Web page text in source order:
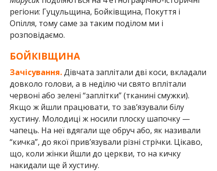
регіони: Гуцульщина, Бойківщина, Покуття і
Опілля, тому саме за таким поділом ми і
розповідаємо.
БОЙКІВЩИНА
Зачісування.Дівчата заплітали дві коси, вкладали
довколо голови, а в неділю чи свято вплітали
червоні або зелені “заплітки” (тканині смужки).
Якщо ж йшли працювати, то зав’язували білу
хустину. Молодиці ж носили плоску шапочку —
чапець. На неї вдягали ще обруч або, як називали
“кичка”, до якої прив’язували різні стрічки. Цікаво,
що, коли жінки йшли до церкви, то на кичку
накидали ще й хустину.